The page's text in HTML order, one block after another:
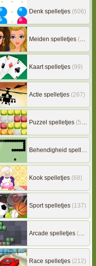
Denk spelletjes (606)
Meiden spelletjes (239)
Kaart spelletjes (99)
Actie spelletjes (267)
Puzzel spelletjes (507)
Behendigheid spelletjes
Kook spelletjes (68)
Sport spelletjes (137)
(7) Arcade spelletjes (306)
Race spelletjes (212)